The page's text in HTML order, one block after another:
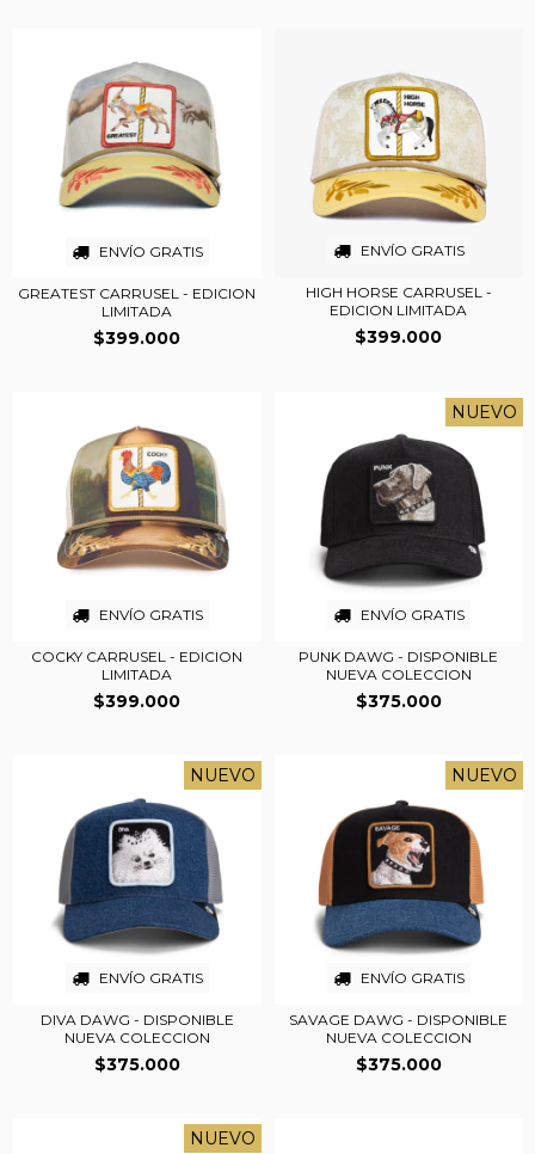
ENVÍO GRATIS
GREATEST CARRUSEL - EDICION
LIMITADA
$399.000
ENVÍO GRATIS
HIGH HORSE CARRUSEL -
EDICION LIMITADA
$399.000
ENVÍO GRATIS
COCKY CARRUSEL - EDICION
LIMITADA
$399.000
ENVÍO GRATIS
NUEVO
PUNK DAWG - DISPONIBLE
NUEVA COLECCION
$375.000
ENVÍO GRATIS
NUEVO
DIVA DAWG - DISPONIBLE
NUEVA COLECCION
$375.000
ENVÍO GRATIS
NUEVO
SAVAGE DAWG - DISPONIBLE
NUEVA COLECCION
$375.000
NUEVO